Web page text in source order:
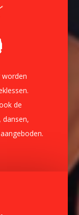
worden
de
dansen,